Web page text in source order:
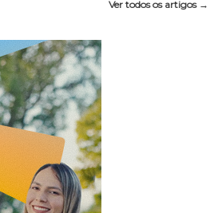
Ver todos os artigos →